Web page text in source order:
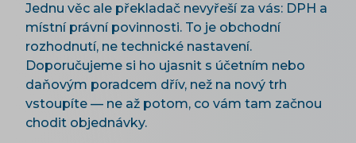
Jednu věc ale překladač nevyřeší za vás: DPH a
místní právní povinnosti. To je obchodní
rozhodnutí, ne technické nastavení.
Doporučujeme si ho ujasnit s účetním nebo
daňovým poradcem dřív, než na nový trh
vstoupíte — ne až potom, co vám tam začnou
chodit objednávky.